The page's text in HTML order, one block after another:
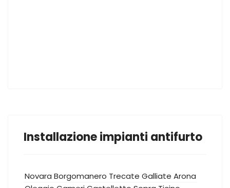
Installazione impianti antifurto
Novara Borgomanero Trecate Galliate Arona